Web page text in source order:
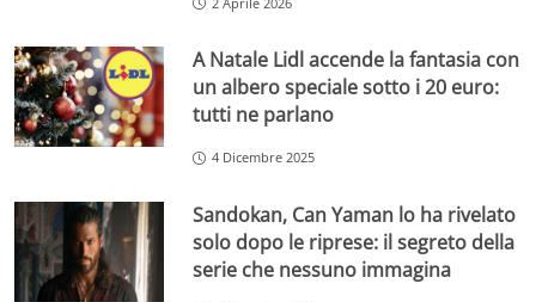
A Natale Lidl accende la fantasia con
un albero speciale sotto i 20 euro:
tutti ne parlano
4 Dicembre 2025
Sandokan, Can Yaman lo ha rivelato
solo dopo le riprese: il segreto della
serie che nessuno immagina